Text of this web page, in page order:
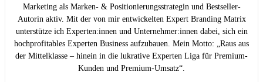
Marketing als Marken- & Positionierungsstrategin und Bestseller-
Autorin aktiv. Mit der von mir entwickelten Expert Branding Matrix
unterstütze ich Experten:innen und Unternehmer:innen dabei, sich ein
hochprofitables Experten Business aufzubauen. Mein Motto: „Raus aus
der Mittelklasse – hinein in die lukrative Experten Liga für Premium-
Kunden und Premium-Umsatz“.